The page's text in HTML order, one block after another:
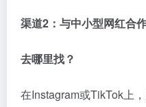
渠道2：与中小型网红合
去哪里找？
在Instagram或TikTok上